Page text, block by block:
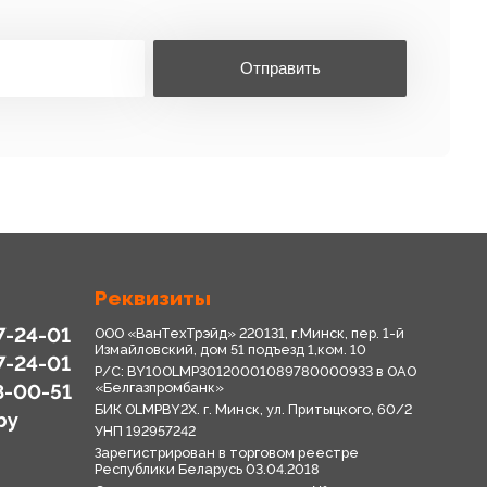
Отправить
24-01
24-01
00-51
Реквизиты
ООО «ВанТехТрэйд» 220131, г.Минск, пер. 1-й
Измайловский, дом 51 подъезд 1,ком. 10
Р/С: BY10OLMP30120001089780000933 в OАО
«Белгазпромбанк»
БИК OLMPBY2X. г. Минск, ул. Притыцкого, 60/2
УНП 192957242
Зарегистрирован в торговом реестре
Республики Беларусь 03.04.2018